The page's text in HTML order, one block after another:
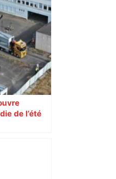
Marc
de l’été